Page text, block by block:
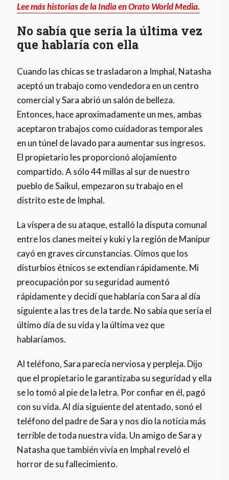
Lee más historias de la India en Orato World Media.
No sabía que sería la última vez
que hablaría con ella
Cuando las chicas se trasladaron a Imphal, Natasha
aceptó un trabajo como vendedora en un centro
comercial y Sara abrió un salón de belleza.
Entonces, hace aproximadamente un mes, ambas
aceptaron trabajos como cuidadoras temporales
en un túnel de lavado para aumentar sus ingresos.
El propietario les proporcionó alojamiento
compartido. A sólo 44 millas al sur de nuestro
pueblo de Saikul, empezaron su trabajo en el
distrito este de Imphal.
La víspera de su ataque, estalló la disputa comunal
entre los clanes meitei y kuki y la región de Manipur
cayó en graves circunstancias. Oímos que los
disturbios étnicos se extendían rápidamente. Mi
preocupación por su seguridad aumentó
rápidamente y decidí que hablaría con Sara al día
siguiente a las tres de la tarde. No sabía que sería el
último día de su vida y la última vez que
hablaríamos.
Al teléfono, Sara parecía nerviosa y perpleja. Dijo
que el propietario le garantizaba su seguridad y ella
se lo tomó al pie de la letra. Por confiar en él, pagó
con su vida. Al día siguiente del atentado, sonó el
teléfono del padre de Sara y nos dio la noticia más
terrible de toda nuestra vida. Un amigo de Sara y
Natasha que también vivía en Imphal reveló el
horror de su fallecimiento.